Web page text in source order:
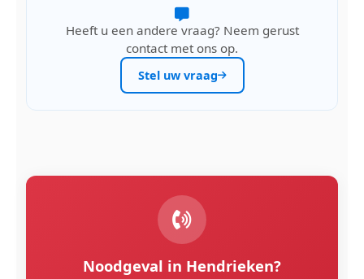
Heeft u een andere vraag? Neem gerust
contact met ons op.
Stel uw vraag
Noodgeval in Hendrieken?